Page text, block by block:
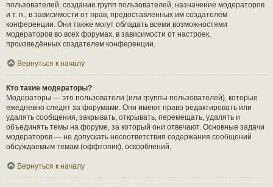
пользователей, создание групп пользователей, назначение модераторов
и т. п., в зависимости от прав, предоставленных им создателем
конференции. Они также могут обладать всеми возможностями
модераторов во всех форумах, в зависимости от настроек,
произведённых создателем конференции.
Вернуться к началу
Кто такие модераторы?
Модераторы — это пользователи (или группы пользователей), которые
ежедневно следят за форумами. Они имеют право редактировать или
удалять сообщения, закрывать, открывать, перемещать, удалять и
объединять темы на форуме, за который они отвечают. Основные задачи
модераторов — не допускать несоответствия содержания сообщений
обсуждаемым темам (оффтопик), оскорблений.
Вернуться к началу